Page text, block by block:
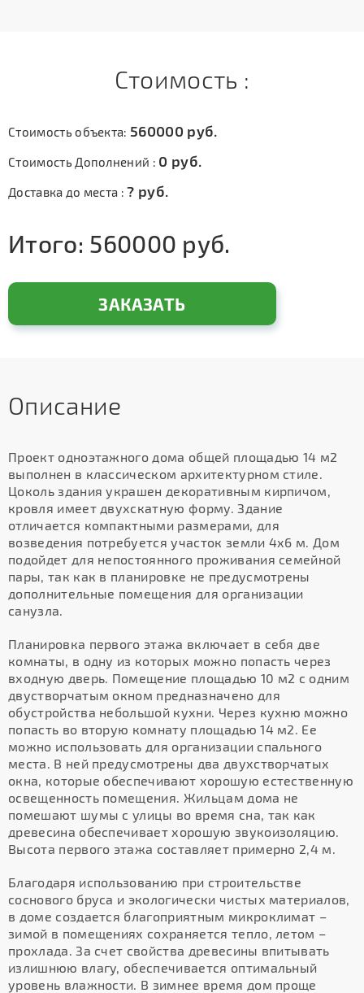
Стоимость :
Стоимость объекта: 560000 руб.
Стоимость Дополнений : 0 руб.
Доставка до места :? руб.
Итого: 560000 руб.
ЗАКАЗАТЬ
Описание
Проект одноэтажного дома общей площадью 14 м2
выполнен в классическом архитектурном стиле.
Цоколь здания украшен декоративным кирпичом,
кровля имеет двухскатную форму. Здание
отличается компактными размерами, для
возведения потребуется участок земли 4х6 м. Дом
подойдет для непостоянного проживания семейной
пары, так как в планировке не предусмотрены
дополнительные помещения для организации
санузла.
Планировка первого этажа включает в себя две
комнаты, в одну из которых можно попасть через
входную дверь. Помещение площадью 10 м2 с одним
двустворчатым окном предназначено для
обустройства небольшой кухни. Через кухню можно
попасть во вторую комнату площадью 14 м2. Ее
можно использовать для организации спального
места. В ней предусмотрены два двухстворчатых
окна, которые обеспечивают хорошую естественную
освещенность помещения. Жильцам дома не
помешают шумы с улицы во время сна, так как
древесина обеспечивает хорошую звукоизоляцию.
Высота первого этажа составляет примерно 2,4 м.
Благодаря использованию при строительстве
соснового бруса и экологически чистых материалов,
в доме создается благоприятным микроклимат –
зимой в помещениях сохраняется тепло, летом –
прохлада. За счет свойства древесины впитывать
излишнюю влагу, обеспечивается оптимальный
уровень влажности. В зимнее время дом проще